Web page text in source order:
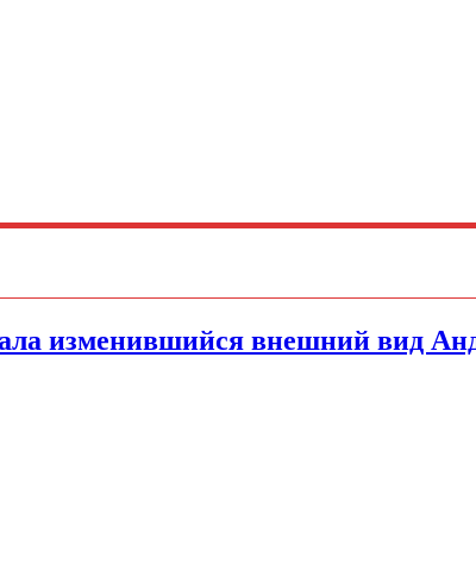
изменившийся внешний вид